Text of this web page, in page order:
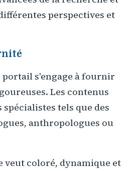
perspectives et
portail s'engage à fournir
Les contenus
tels que des
anthropologues ou
veut coloré, dynamique et